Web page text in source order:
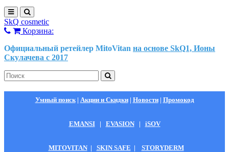
SkQ cosmetic
Корзина:
Официальный ретейлер MitoVitan на основе SkQ1, Ионы
Скулачева c 2017
Умный поиск| Акции и Скидки| Новости| Промокод
EMANSI| EVASION| iSOV
MITOVITAN | SKIN SAFE | STORYDERM